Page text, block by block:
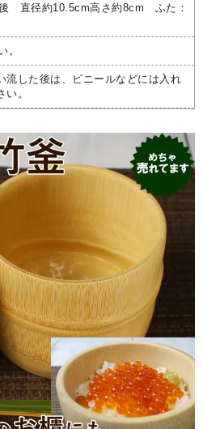
後 直径約10.5cm高さ約8cm ふた：
流した後は、ビニールなどには入れ
。